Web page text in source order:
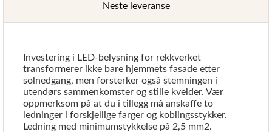
Neste leveranse
Investering i LED-belysning for rekkverket
transformerer ikke bare hjemmets fasade etter
solnedgang, men forsterker også stemningen i
utendørs sammenkomster og stille kvelder. Vær
oppmerksom på at du i tillegg må anskaffe to
ledninger i forskjellige farger og koblingsstykker.
Ledning med minimumstykkelse på 2,5 mm2.